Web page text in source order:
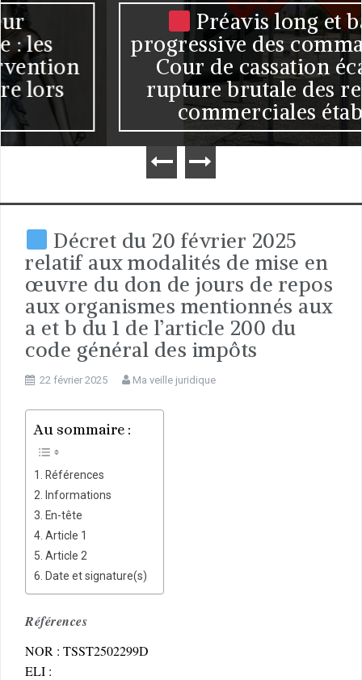
Préavis long et baisse
progressive des commandes : la
Cour de cassation écarte la
rupture brutale des relations
commerciales établies
Décret du 20 février 2025
relatif aux modalités de mise en
œuvre du don de jours de repos
aux organismes mentionnés aux
a et b du 1 de l’article 200 du
code général des impôts
22 février 2025 Ma veille juridique
Au sommaire :
Références
Informations
En-tête
Article 1
Article 2
Date et signature(s)
Références
NOR : TSST2502299D
ELI :